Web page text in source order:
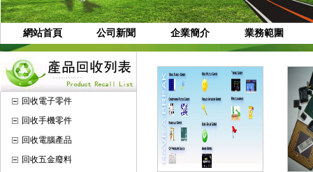
網站首頁 公司新聞 企業簡介 業務範圍
回收電子零件
回收手機零件
回收電腦產品
回收五金廢料